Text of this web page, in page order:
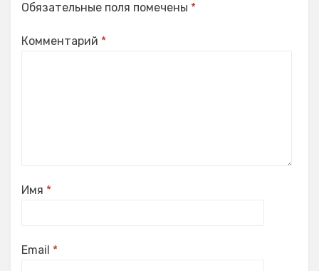
Обязательные поля помечены *
Комментарий *
Имя *
Email *